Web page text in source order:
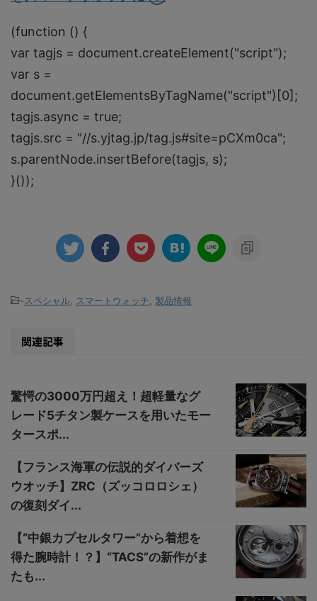
(function () {
var tagjs = document.createElement("script");
var s =
document.getElementsByTagName("script")[0];
tagjs.async = true;
tagjs.src = "//s.yjtag.jp/tag.js#site=pCXm0ca";
s.parentNode.insertBefore(tagjs, s);
}());
-スペシャル, スマートウォッチ, 製品情報
関連記事
驚愕の3000万円超え！超軽量なグ
レード5チタン製ケースを用いたモー
タースポ...
【フランス海軍の伝説的ダイバーズ
ウオッチ】ZRC（ズッコロロシェ）
の復刻ダイ...
【“中銀カプセルタワー”から着想を
得た腕時計！？】“TACS”の新作がま
たも...